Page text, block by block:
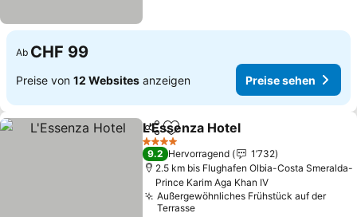
Ab CHF 99
Preise von 12 Websites anzeigen Preise sehen
TeilenZu Favoriten hinzufügen
L'Essenza Hotel
4 Sterne
9.2 Hervorragend
1’732
2.5 km bis Flughafen Olbia-Costa Smeralda-
Prince Karim Aga Khan IV
Außergewöhnliches Frühstück auf der
Terrasse